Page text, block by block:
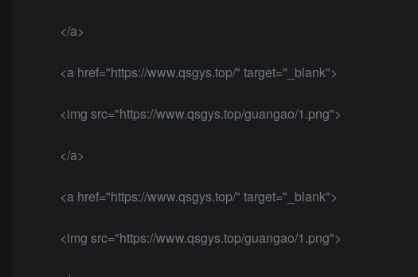
</a>
<a href="https://www.qsgys.top/" target="_blank">
<img src="https://www.qsgys.top/guangao/1.png">
</a>
<a href="https://www.qsgys.top/" target="_blank">
<img src="https://www.qsgys.top/guangao/1.png">